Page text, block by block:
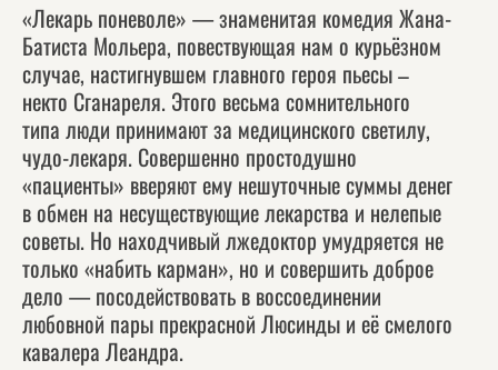
«Лекарь поневоле» — знаменитая комедия Жана-
Батиста Мольера, повествующая нам о курьёзном
случае, настигнувшем главного героя пьесы –
некто Сганареля. Этого весьма сомнительного
типа люди принимают за медицинского светилу,
чудо-лекаря. Совершенно простодушно
«пациенты» вверяют ему нешуточные суммы денег
в обмен на несуществующие лекарства и нелепые
советы. Но находчивый лжедоктор умудряется не
только «набить карман», но и совершить доброе
дело — посодействовать в воссоединении
любовной пары прекрасной Люсинды и её смелого
кавалера Леандра.